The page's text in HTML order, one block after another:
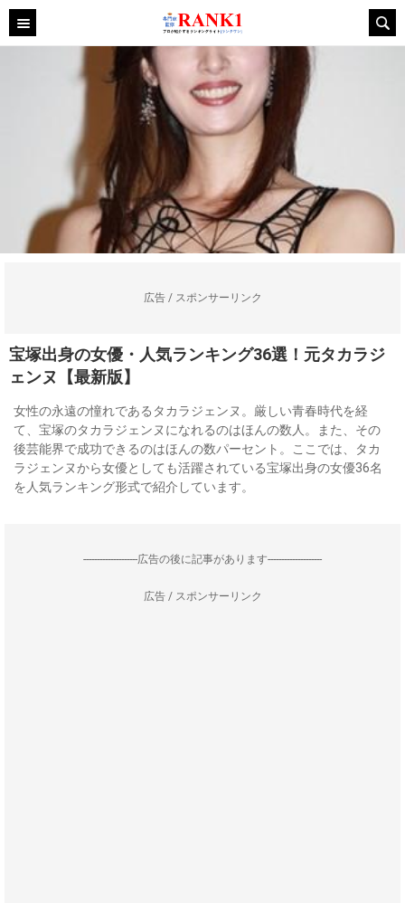
広告 / スポンサーリンク
宝塚出身の女優・人気ランキング36選！元タカラジ
ェンヌ【最新版】
女性の永遠の憧れであるタカラジェンヌ。厳しい青春時代を経
て、宝塚のタカラジェンヌになれるのはほんの数人。また、その
後芸能界で成功できるのはほんの数パーセント。ここでは、タカ
ラジェンヌから女優としても活躍されている宝塚出身の女優36名
を人気ランキング形式で紹介しています。
--------------------広告の後に記事があります--------------------
広告 / スポンサーリンク